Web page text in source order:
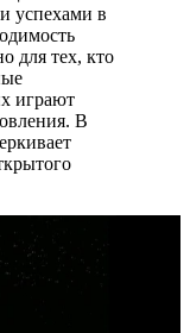
успехами в
для тех, кто
играют
В